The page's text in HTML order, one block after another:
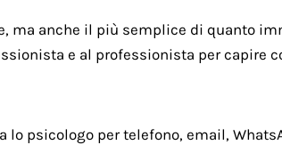
ma anche il più semplice di quanto
e al professionista per capire
lo psicologo per telefono, email,